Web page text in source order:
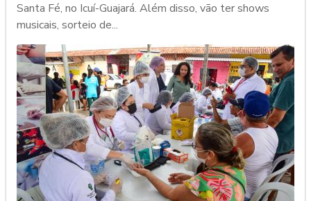
Santa Fé, no Icuí-Guajará. Além disso, vão ter shows
musicais, sorteio de...